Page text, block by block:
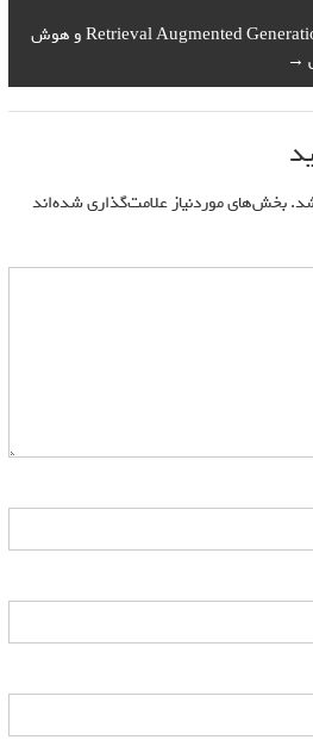
RAG چیست؟ راهنمای جامع Retrieval Augmented Generation و هوش
→
بخش‌های موردنیاز علامت‌گذاری شده‌اند